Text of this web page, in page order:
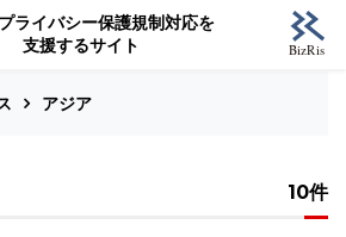
ライバシー保護規制対応を
支援するサイト
アジア
10件